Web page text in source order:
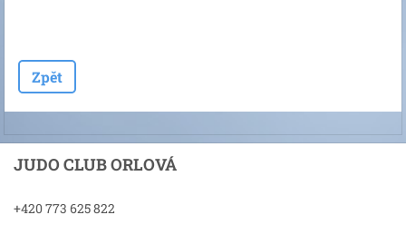
Zpět
JUDO CLUB ORLOVÁ
+420 773 625 822